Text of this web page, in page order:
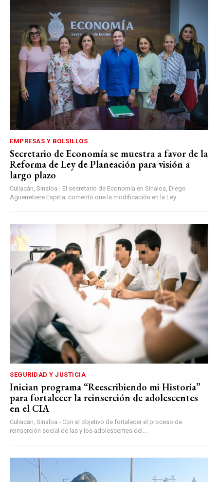
EMPRESAS Y BOLSILLOS
Secretario de Economía se muestra a favor de la
Reforma de Ley de Planeación para visión a
largo plazo
Culiacán, Sinaloa.- El secretario de Economía en Sinaloa, Diego
Aguerrebere Espitia, comentó que la modificación en la Ley...
SEGURIDAD Y JUSTICIA
Inician programa “Reescribiendo mi Historia”
para fortalecer la reinserción de adolescentes
en el CIA
Culiacán, Sinaloa.- Con el objetivo de fortalecer el proceso de
reinserción social de las y los adolescentes del...